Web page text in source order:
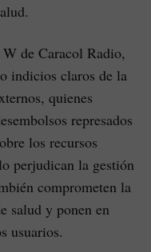
de Caracol Radio,
indicios claros de la
quienes
represados
los recursos
perjudican la gestión
comprometen la
salud y ponen en
usuarios.